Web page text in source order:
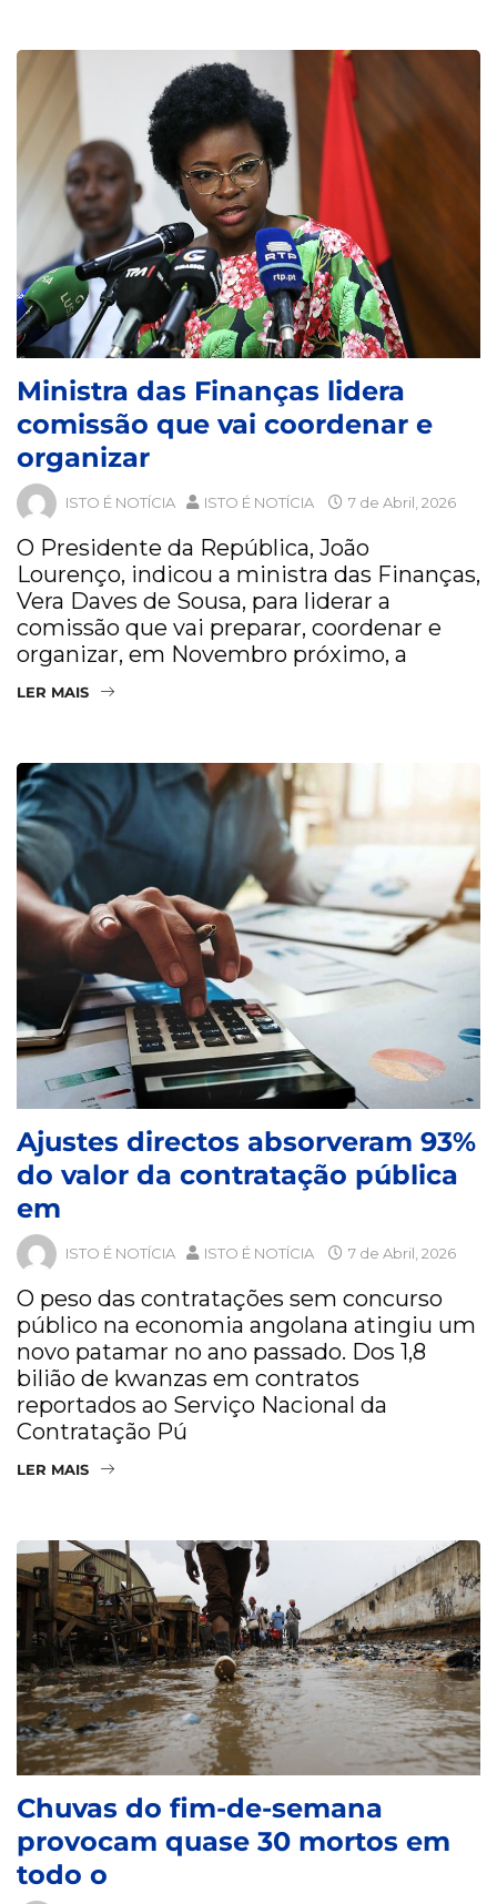
Ministra das Finanças lidera
comissão que vai coordenar e
organizar
ISTO É NOTÍCIA ISTO É NOTÍCIA 7 de Abril, 2026
O Presidente da República, João
Lourenço, indicou a ministra das Finanças,
Vera Daves de Sousa, para liderar a
comissão que vai preparar, coordenar e
organizar, em Novembro próximo, a
LER MAIS
Ajustes directos absorveram 93%
do valor da contratação pública
em
ISTO É NOTÍCIA ISTO É NOTÍCIA 7 de Abril, 2026
O peso das contratações sem concurso
público na economia angolana atingiu um
novo patamar no ano passado. Dos 1,8
bilião de kwanzas em contratos
reportados ao Serviço Nacional da
Contratação Pú
LER MAIS
Chuvas do fim-de-semana
provocam quase 30 mortos em
todo o